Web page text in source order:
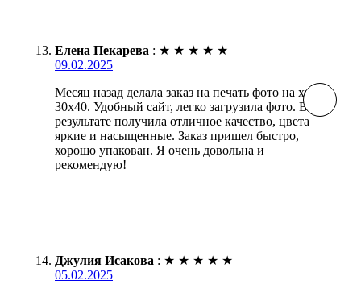
Елена Пекарева : ★ ★ ★ ★ ★
09.02.2025
Месяц назад делала заказ на печать фото на холсте
30х40. Удобный сайт, легко загрузила фото. В
результате получила отличное качество, цвета
яркие и насыщенные. Заказ пришел быстро,
хорошо упакован. Я очень довольна и
рекомендую!
Джулия Исакова : ★ ★ ★ ★ ★
05.02.2025